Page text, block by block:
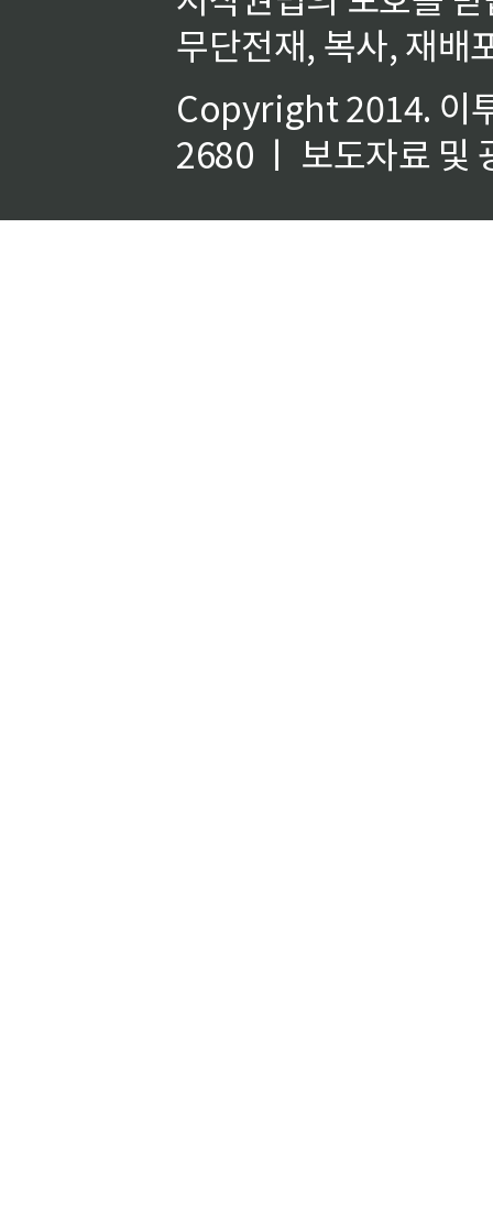
무단전재, 복사, 재배
Copyright 2014. 이
2680 ㅣ 보도자료